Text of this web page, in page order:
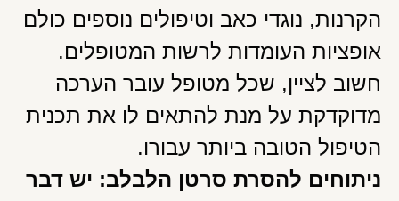
הקרנות, נוגדי כאב וטיפולים נוספים כולם
אופציות העומדות לרשות המטופלים.
חשוב לציין, שכל מטופל עובר הערכה
מדוקדקת על מנת להתאים לו את תכנית
הטיפול הטובה ביותר עבורו.
ניתוחים להסרת סרטן הלבלב: יש דבר